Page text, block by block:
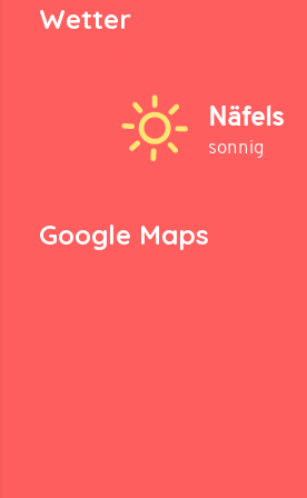
Wetter
Näfels
sonnig
Google Maps